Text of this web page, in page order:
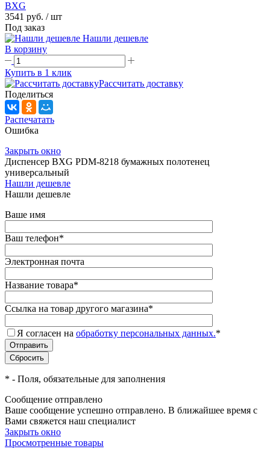
BXG
3541 руб. / шт
Под заказ
Нашли дешевле
В корзину
Купить в 1 клик
Рассчитать доставку
Поделиться
Распечатать
Ошибка
Закрыть окно
Диспенсер BXG PDM-8218 бумажных полотенец
универсальный
Нашли дешевле
Нашли дешевле
Ваше имя
Ваш телефон*
Электронная почта
Название товара*
Ссылка на товар другого магазина*
Я согласен на обработку персональных данных.*
* - Поля, обязательные для заполнения
Сообщение отправлено
Ваше сообщение успешно отправлено. В ближайшее время с
Вами свяжется наш специалист
Закрыть окно
Просмотренные товары